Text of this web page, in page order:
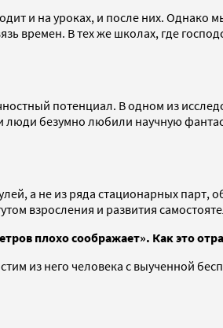
и на уроках, и после них. Однако
времен. В тех же школах, где
потенциал. В одном из
люди безумно любили научную
а не из ряда стационарных парт,
взросления и развития
плохо соображает». Как это
из него человека с выученной